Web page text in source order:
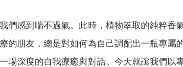
們感到喘不過氣。此時，植物萃取的純粹香
的朋友，總是對如何為自己調配出一瓶專屬
場深度的自我療癒與對話。今天就讓我們以